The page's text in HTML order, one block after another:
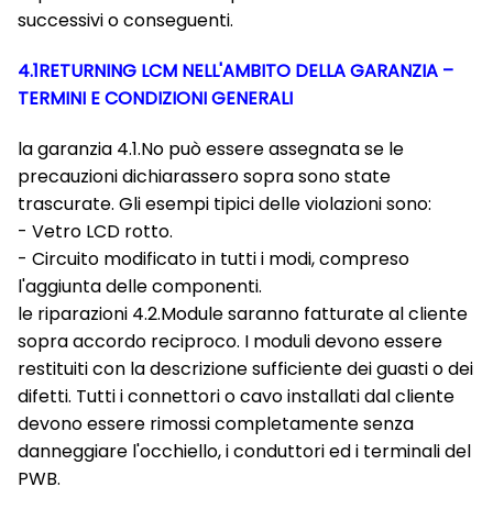
successivi o conseguenti.
4.1RETURNING LCM NELL'AMBITO DELLA GARANZIA –
TERMINI E CONDIZIONI GENERALI
la garanzia 4.1.No può essere assegnata se le
precauzioni dichiarassero sopra sono state
trascurate. Gli esempi tipici delle violazioni sono:
- Vetro LCD rotto.
- Circuito modificato in tutti i modi, compreso
l'aggiunta delle componenti.
le riparazioni 4.2.Module saranno fatturate al cliente
sopra accordo reciproco. I moduli devono essere
restituiti con la descrizione sufficiente dei guasti o dei
difetti. Tutti i connettori o cavo installati dal cliente
devono essere rimossi completamente senza
danneggiare l'occhiello, i conduttori ed i terminali del
PWB.